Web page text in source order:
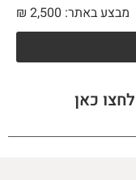
מבצע באתר:
₪ 2,500